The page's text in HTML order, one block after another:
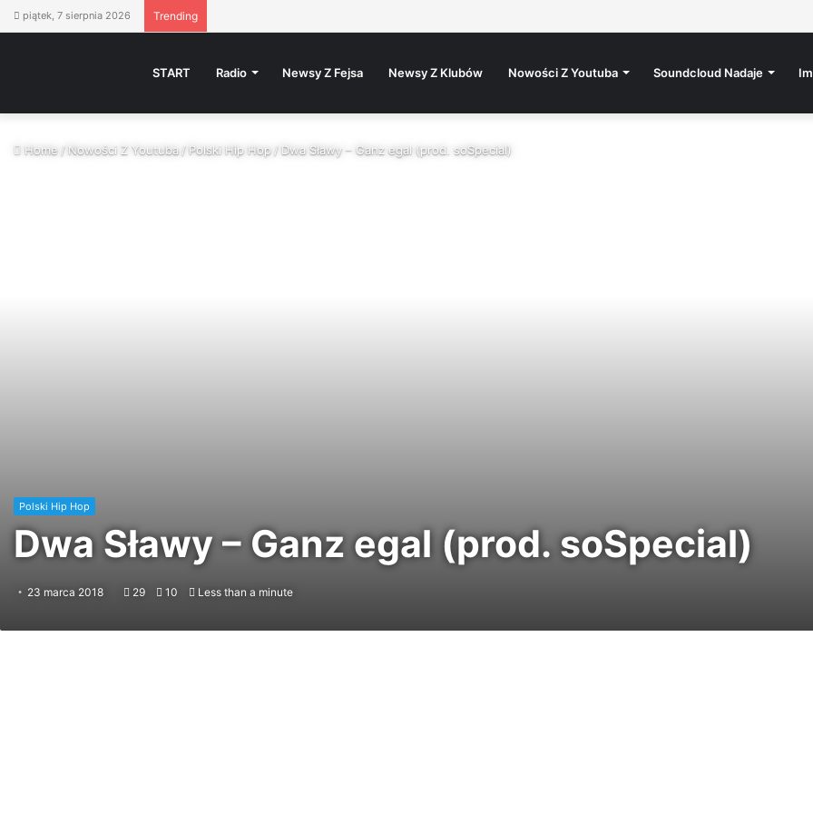
piątek, 7 sierpnia 2026 Trending
START Radio Newsy Z Fejsa Newsy Z Klubów Nowości Z Youtuba Soundcloud Nadaje
Home/Nowości Z Youtuba/Polski Hip Hop/Dwa Sławy – Ganz egal (prod. soSpecial)
Polski Hip Hop
Dwa Sławy – Ganz egal (prod. soSpecial)
23 marca 2018 29 10 Less than a minute